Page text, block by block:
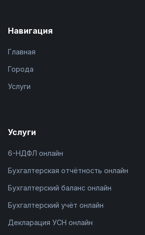
Навигация
Главная
Города
Услуги
Услуги
6-НДФЛ онлайн
Бухгалтерская отчётность онлайн
Бухгалтерский баланс онлайн
Бухгалтерский учёт онлайн
Декларация УСН онлайн